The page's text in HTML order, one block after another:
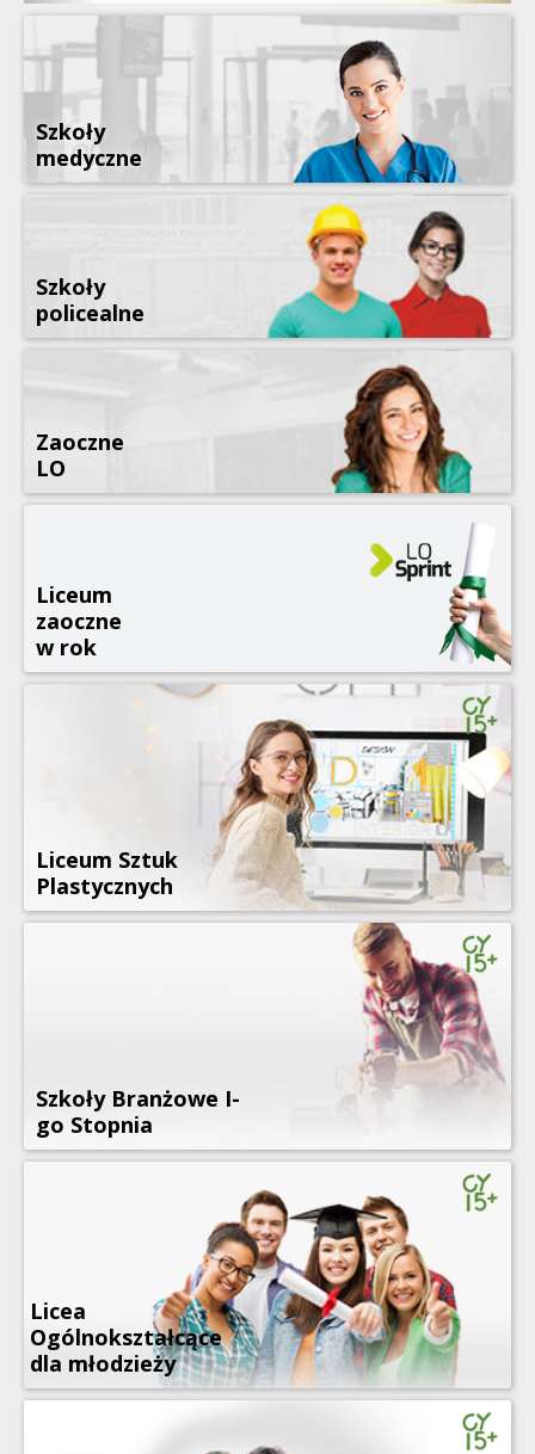
Szkoły
medyczne
Szkoły
policealne
Zaoczne
LO
Liceum Sztuk
Plastycznych
Szkoły Branżowe I-
go Stopnia
Licea
Ogólnokształcące
dla młodzieży
Liceum
zaoczne
w rok